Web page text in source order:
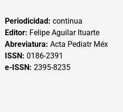
Periodicidad: continua
Editor: Felipe Aguilar Ituarte
Abreviatura: Acta Pediatr Méx
ISSN: 0186-2391
e-ISSN: 2395-8235